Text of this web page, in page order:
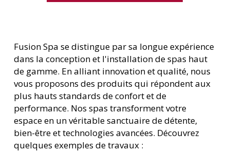
Fusion Spa se distingue par sa longue expérience
dans la conception et l'installation de spas haut
de gamme. En alliant innovation et qualité, nous
vous proposons des produits qui répondent aux
plus hauts standards de confort et de
performance. Nos spas transforment votre
espace en un véritable sanctuaire de détente,
bien-être et technologies avancées. Découvrez
quelques exemples de travaux :